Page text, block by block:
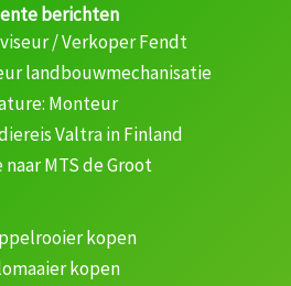
berichten
/ Verkoper Fendt
landbouwmechanisatie
Monteur
Valtra in Finland
naar MTS de Groot
kopen
kopen